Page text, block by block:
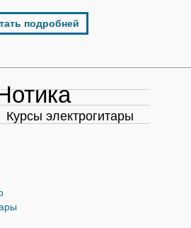
подробней
Курсы электрогитары